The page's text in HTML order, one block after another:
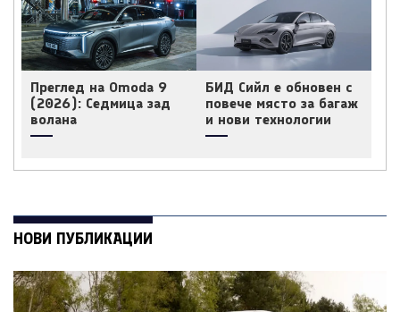
Преглед на Omoda 9
(2026): Седмица зад
волана
БИД Сийл е обновен с
повече място за багаж
и нови технологии
НОВИ ПУБЛИКАЦИИ